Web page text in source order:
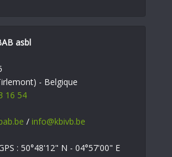
asbl
- Belgique
16 54
/ info@kbivb.be
: 50°48'12" N - 04°57'00" E